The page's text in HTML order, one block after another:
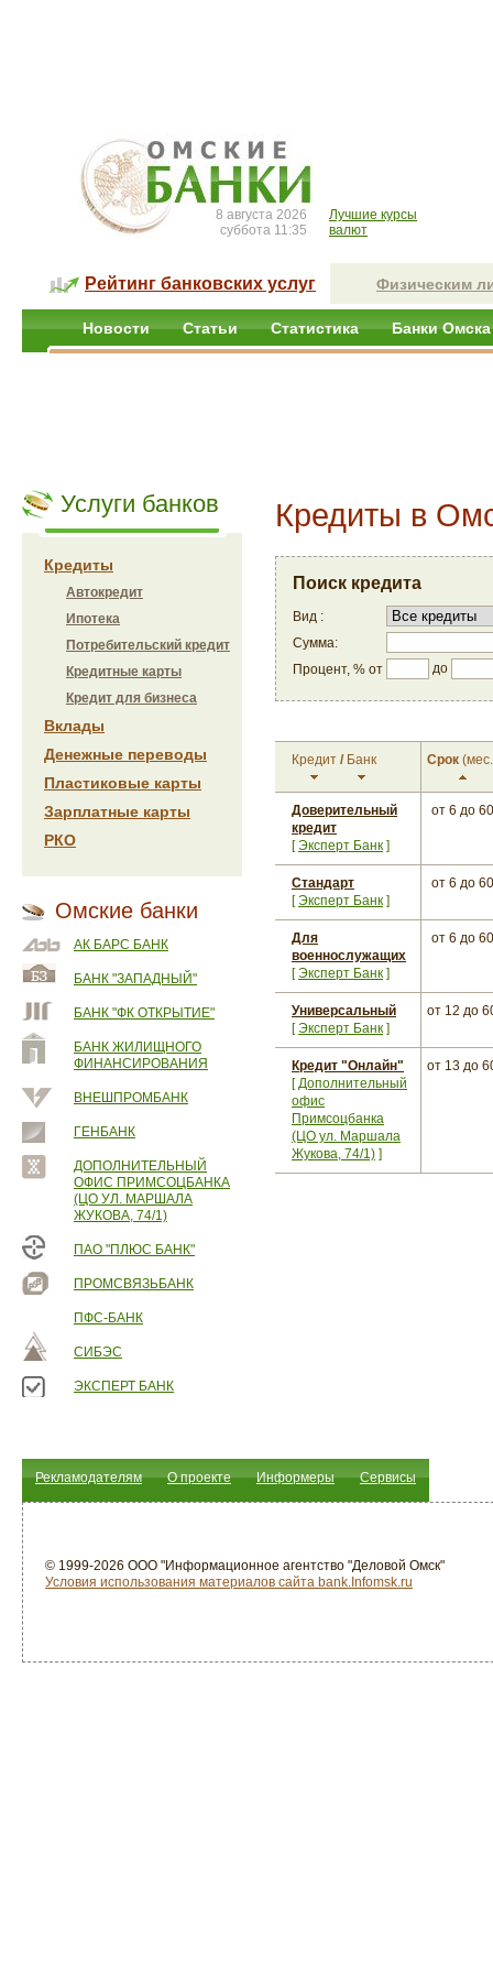
8 августа 2026
суббота 11:35
Лучшие курсы
валют
Рейтинг банковских услуг Физическим
Новости Статьи Статистика Банки Омска
Услуги банков
Кредиты
Автокредит
Ипотека
Потребительский кредит
Кредитные карты
Кредит для бизнеса
Вклады
Денежные переводы
Пластиковые карты
Зарплатные карты
РКО
Омские банки
АК БАРС БАНК
БАНК "ЗАПАДНЫЙ"
БАНК "ФК ОТКРЫТИЕ"
БАНК ЖИЛИЩНОГО
ФИНАНСИРОВАНИЯ
ВНЕШПРОМБАНК
ГЕНБАНК
ДОПОЛНИТЕЛЬНЫЙ
ОФИС ПРИМСОЦБАНКА
(ЦО УЛ. МАРШАЛА
ЖУКОВА, 74/1)
ПАО "ПЛЮС БАНК"
ПРОМСВЯЗЬБАНК
ПФС-БАНК
СИБЭС
ЭКСПЕРТ БАНК
Кредиты в
Поиск кредита
Вид :
Сумма:
Процент, % от
до
Кредит / Банк Срок
Доверительный
кредит
[Эксперт Банк ]
от 6 до 60
Стандарт
[Эксперт Банк ]
от 6 до 60
Для
военнослужащих
[Эксперт Банк ]
от 6 до 60
Универсальный
[Эксперт Банк ]
от 12 до
Кредит "Онлайн"
[Дополнительный
офис
Примсоцбанка
(ЦО ул. Маршала
Жукова, 74/1) ]
от 13 до
Рекламодателям О проекте Информеры Сервисы
© 1999-2026 ООО "Информационное агентство "Деловой Омск"
Условия использования материалов сайта bank.Infomsk.ru